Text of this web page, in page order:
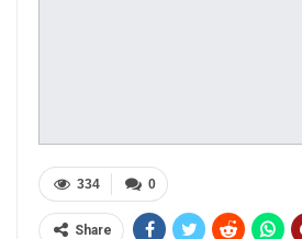
0
334
Share